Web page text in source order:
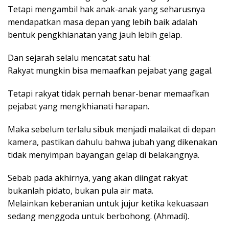
Tetapi mengambil hak anak-anak yang seharusnya
mendapatkan masa depan yang lebih baik adalah
bentuk pengkhianatan yang jauh lebih gelap.
Dan sejarah selalu mencatat satu hal:
Rakyat mungkin bisa memaafkan pejabat yang gagal.
Tetapi rakyat tidak pernah benar-benar memaafkan
pejabat yang mengkhianati harapan.
Maka sebelum terlalu sibuk menjadi malaikat di depan
kamera, pastikan dahulu bahwa jubah yang dikenakan
tidak menyimpan bayangan gelap di belakangnya.
Sebab pada akhirnya, yang akan diingat rakyat
bukanlah pidato, bukan pula air mata.
Melainkan keberanian untuk jujur ketika kekuasaan
sedang menggoda untuk berbohong. (Ahmadi).